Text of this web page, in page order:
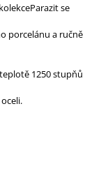
Parazit se
porcelánu a ručně
1250 stupňů